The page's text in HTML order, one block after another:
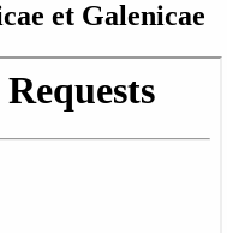
et Galenicae